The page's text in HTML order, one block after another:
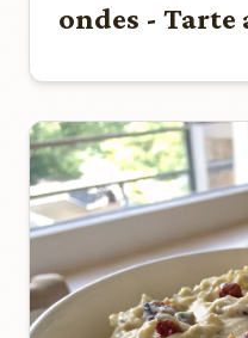
ondes - Tarte